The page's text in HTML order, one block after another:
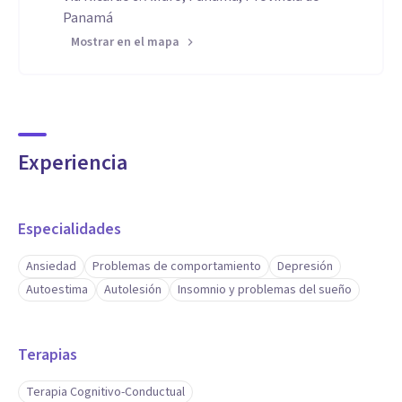
Especialidad:
Claro, aquí tienes una sección que destaca solo tus
aptitudes:
---
Panamá
Mostrar en el mapa
Experiencia
Especialidades
Ansiedad Problemas de comportamiento
Depresión
Autoestima
Autolesión Insomnio y problemas del sueño
Terapias
Terapia Cognitivo-Conductual